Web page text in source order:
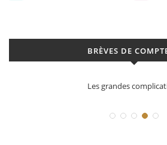
BRÈVES DE
Les grandes